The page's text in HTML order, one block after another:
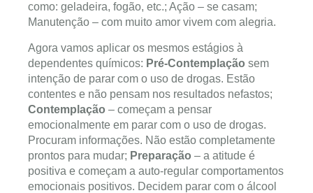
como: geladeira, fogão, etc.; Ação – se casam;
Manutenção – com muito amor vivem com alegria.
Agora vamos aplicar os mesmos estágios à
dependentes químicos: Pré-Contemplação sem
intenção de parar com o uso de drogas. Estão
contentes e não pensam nos resultados nefastos;
Contemplação – começam a pensar
emocionalmente em parar com o uso de drogas.
Procuram informações. Não estão completamente
prontos para mudar; Preparação – a atitude é
positiva e começam a auto-regular comportamentos
emocionais positivos. Decidem parar com o álcool